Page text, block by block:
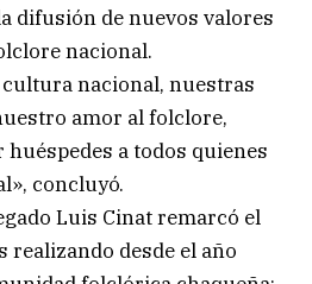
difusión de nuevos valores
nacional.
nacional, nuestras
amor al folclore,
a todos quienes
concluyó.
Luis Cinat remarcó el
realizando desde el año